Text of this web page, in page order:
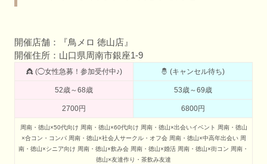
開催店舗：『鳥メロ 徳山店』
開催住所：山口県周南市銀座1-9
👸 (◯女性急募！参加受付中♪) 🤴 (キャンセル待ち)
52歳～68歳 53歳～69歳
2700円 6800円
周南・徳山×50代向け 周南・徳山×60代向け 周南・徳山×出会いイベント 周南・徳山
×合コン・コンパ 周南・徳山×社会人サークル・オフ会 周南・徳山×中高年出会い 周
南・徳山×シニア向け 周南・徳山×飲み会 周南・徳山×婚活 周南・徳山×街コン 周南・
徳山×友達作り・茶飲み友達